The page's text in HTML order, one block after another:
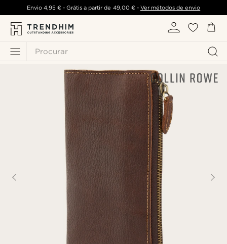
Procurar
Envio 4,95 €- Grátis a partir de 49,00 €- Ver métodos de envio